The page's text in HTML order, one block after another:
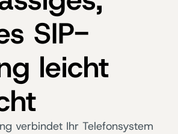
SIP-
leicht
verbindet Ihr Telefonsystem